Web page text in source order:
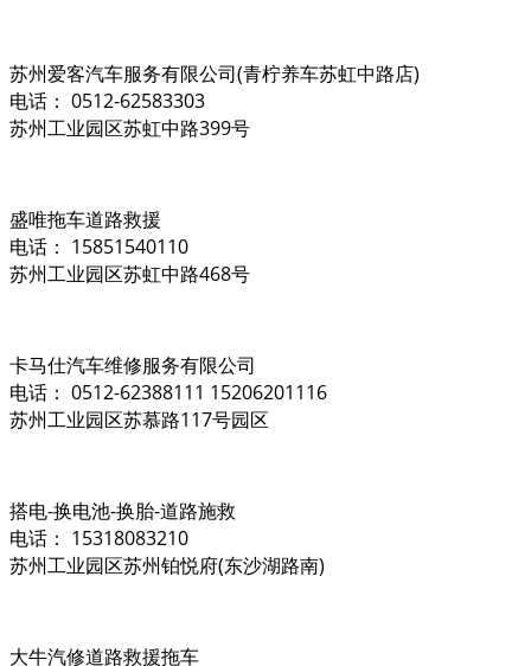
苏州爱客汽车服务有限公司(青柠养车苏虹中路店)
电话： 0512-62583303
苏州工业园区苏虹中路399号
盛唯拖车道路救援
电话： 15851540110
苏州工业园区苏虹中路468号
卡马仕汽车维修服务有限公司
电话： 0512-62388111 15206201116
苏州工业园区苏慕路117号园区
搭电-换电池-换胎-道路施救
电话： 15318083210
苏州工业园区苏州铂悦府(东沙湖路南)
大牛汽修道路救援拖车